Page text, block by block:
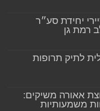
יחידת סע״ר
רמת גן
לתיק תרופות
אאורה משיקים:
משמעותיות